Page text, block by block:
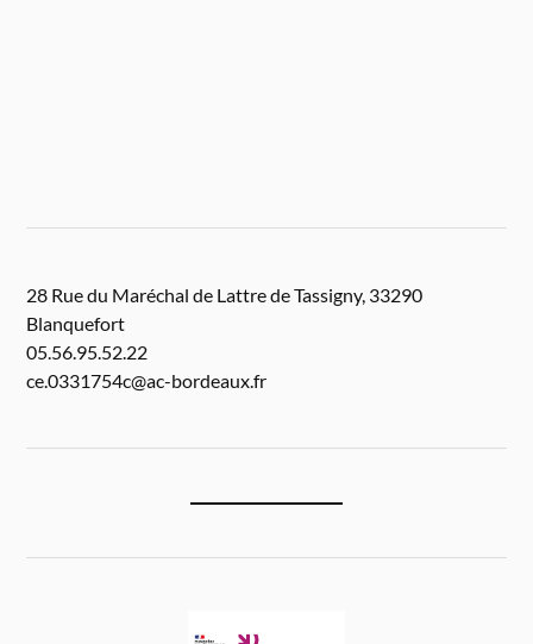
28 Rue du Maréchal de Lattre de Tassigny, 33290
Blanquefort
05.56.95.52.22
ce.0331754c@ac-bordeaux.fr